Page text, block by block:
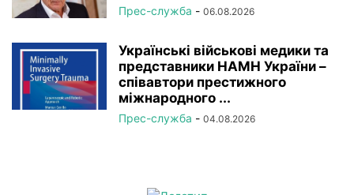
Прес-служба - 06.08.2026
Українські військові медики та
представники НАМН України –
співавтори престижного
міжнародного ...
Прес-служба - 04.08.2026